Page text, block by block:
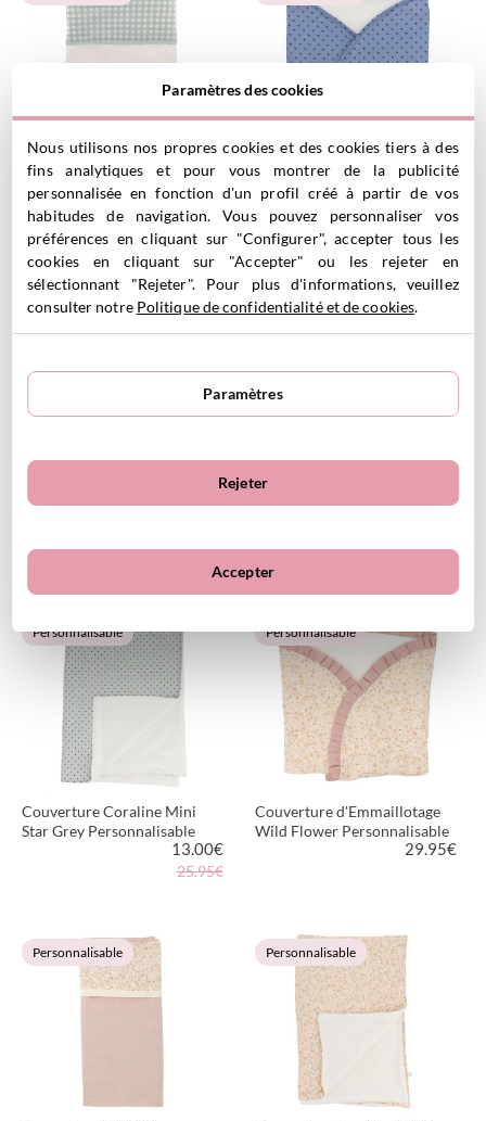
Couverture Vichy Verte
Personnalisable
27.50 €
VOIR LE PRODUIT
Couverture d'Emmaillotage
Mini Star Blue
Personnalisable
VOIR LE PRODUIT
Personnalisable
Personnalisable
26.95€
Personnalisable
Couverture Mini Star Grey
Personnalisable
26.95€
Personnalisable
Couverture Coraline Mini
Star Grey Personnalisable
13.00€
25.95€
VOIR LE PRODUIT
Personnalisable
Couverture d'Emmaillotage
Wild Flower Personnalisable
29.95€
VOIR LE PRODUIT
Personnalisable Personnalisable
Paramètres des cookies
Nous utilisons nos propres cookies et des cookies tiers à des
fins analytiques et pour vous montrer de la publicité
personnalisée en fonction d'un profil créé à partir de vos
habitudes de navigation. Vous pouvez personnaliser vos
préférences en cliquant sur "Configurer", accepter tous les
cookies en cliquant sur "Accepter" ou les rejeter en
sélectionnant "Rejeter". Pour plus d'informations, veuillez
consulter notre Politique de confidentialité et de cookies.
Paramètres
Rejeter
Accepter